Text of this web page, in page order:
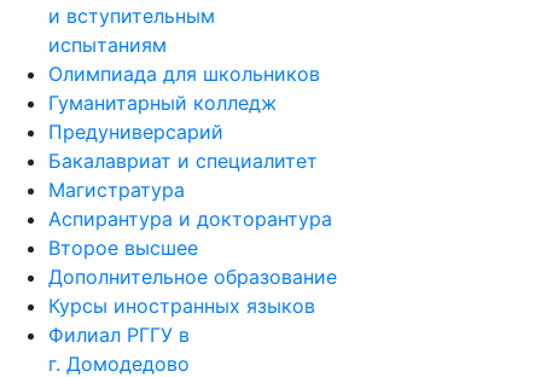
и вступительным
испытаниям
Олимпиада для школьников
Гуманитарный колледж
Предуниверсарий
Бакалавриат и специалитет
Магистратура
Аспирантура и докторантура
Второе высшее
Дополнительное образование
Курсы иностранных языков
Филиал РГГУ в
г. Домодедово